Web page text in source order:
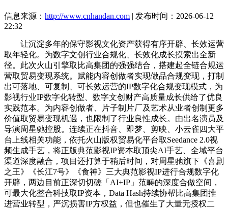
信息来源： http://www.cnhandan.com | 发布时间：2026-06-12
22:32
让沉淀多年的保守影视文化资产获得有序开辟、长效运营
取年轻化。为数字文创行业合规化、长效化成长摸索出全新
径。此次火山引擎取比高集团的强强结合，搭建起全链合规运
营取贸易变现系统。赋能内容创做者实现做品合规变现，打制
出可落地、可复制、可长效运营的IP数字化合规变现模式，为
影视行业IP数字化转型、数字文创财产高质量成长供给了优良
实践范本。为内容创做者、片子制片厂及艺术从业者创制更多
价值取贸易变现机遇，也限制了行业良性成长。由出名演员及
导演周星驰控股。连续正在抖音、即梦、剪映、小云雀四大平
台上线相关功能，依托火山版权贸易化平台取Seedance 2.0视
频生成手艺，将正版典范影视IP资本取顶尖AI手艺、全域平台
渠道深度融合，项目还打算于稍后时间，对周星驰旗下《喜剧
之王》《长江7号》《食神》三大典范影视IP进行合规数字化
开辟，两边目前正深切切磋「AI+IP」范畴的深度合做空间，
可最大化整合科技取IP资本，Data Hash持续协帮比高集团推
进营业转型，严沉损害IP方权益，但也催生了大量无授权二